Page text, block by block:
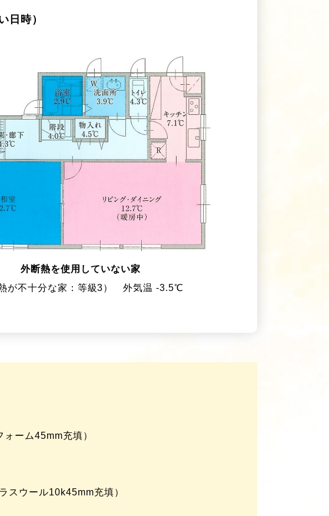
日時）
外断熱を使用していない家
熱が不十分な家：等級3）外気温 -3.5℃
ーム45mm充填）
スウール10k45mm充填）